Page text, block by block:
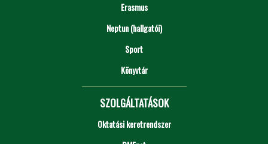
Erasmus
Neptun (hallgatói)
Sport
Könyvtár
SZOLGÁLTATÁSOK
Oktatási keretrendszer